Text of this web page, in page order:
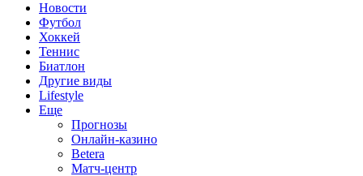
Новости
Футбол
Хоккей
Теннис
Биатлон
Другие виды
Lifestyle
Еще
Прогнозы
Онлайн-казино
Betera
Матч-центр